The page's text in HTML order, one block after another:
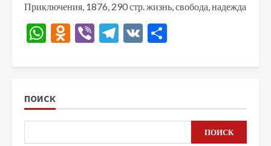
Приключения, 1876, 290 стр. жизнь, свобода, надежда
WhatsApp
Odnoklassniki
ViberTelegram
VK
ПОИСК
ПОИСК